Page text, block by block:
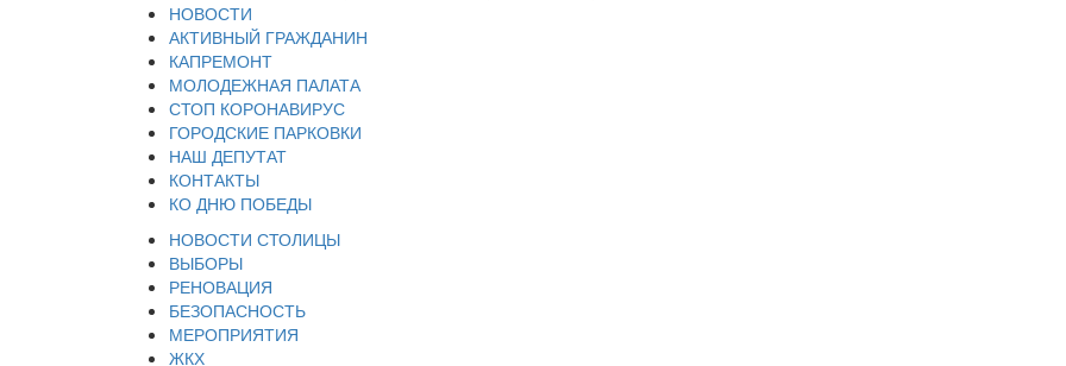
НОВОСТИ
АКТИВНЫЙ ГРАЖДАНИН
КАПРЕМОНТ
МОЛОДЕЖНАЯ ПАЛАТА
СТОП КОРОНАВИРУС
ГОРОДСКИЕ ПАРКОВКИ
НАШ ДЕПУТАТ
КОНТАКТЫ
КО ДНЮ ПОБЕДЫ
НОВОСТИ СТОЛИЦЫ
ВЫБОРЫ
РЕНОВАЦИЯ
БЕЗОПАСНОСТЬ
МЕРОПРИЯТИЯ
ЖКХ